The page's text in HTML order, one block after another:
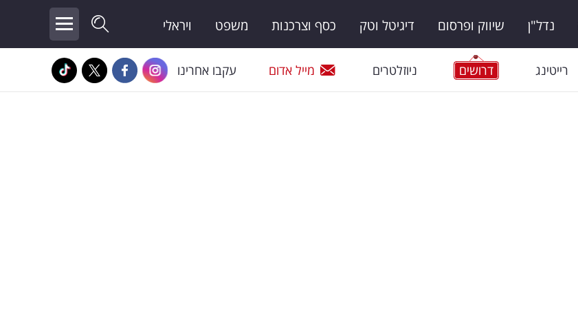
נדל"ן שיווק ופרסום דיגיטל וטק כסף וצרכנות משפט ויראלי
רייטינג דרושים ניוזלטרים מייל אדום עקבו אחרינו